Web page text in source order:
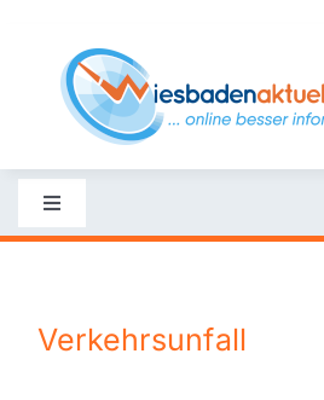
content
Toggle
Navigation
Nachrichten
Verkehrsunfall